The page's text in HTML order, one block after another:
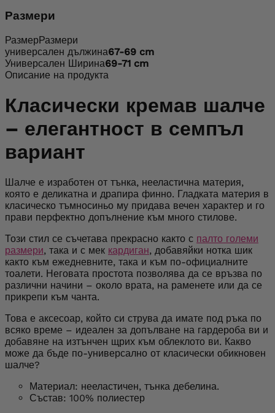
Размери
РазмерРазмери
универсален дължина67-69 cm
Универсален Ширина69-71 cm
Описание на продукта
Класически кремав шалче
– елегантност в семпъл
вариант
Шалче е изработен от тънка, нееластична материя,
която е деликатна и драпира финно. Гладката материя в
класическо тъмносиньо му придава вечен характер и го
прави перфектно допълнение към много стилове.
Този стил се съчетава прекрасно както с палто големи
размери, така и с мек кардиган, добавяйки нотка шик
както към ежедневните, така и към по-официалните
тоалети. Неговата простота позволява да се връзва по
различни начини – около врата, на раменете или да се
прикрепи към чанта.
Това е аксесоар, който си струва да имате под ръка по
всяко време – идеален за допълване на гардероба ви и
добавяне на изтънчен щрих към облеклото ви. Какво
може да бъде по-универсално от класически обикновен
шалче?
Материал: нееластичен, тънка дебелина.
Състав: 100% полиестер